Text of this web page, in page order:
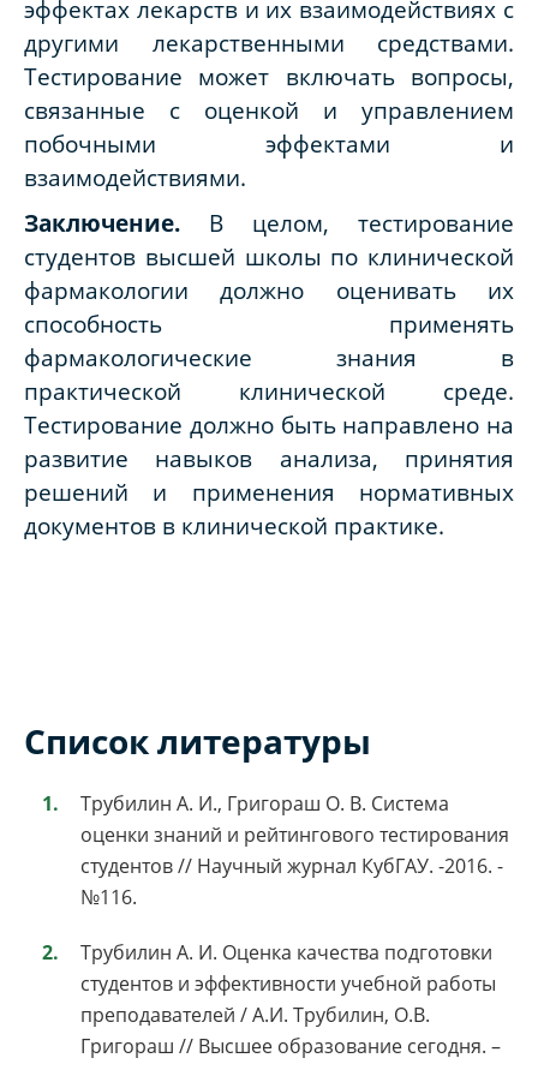
эффектах лекарств и их взаимодействиях с
другими лекарственными средствами.
Тестирование может включать вопросы,
связанные с оценкой и управлением
побочными эффектами и
взаимодействиями.
Заключение. В целом, тестирование
студентов высшей школы по клинической
фармакологии должно оценивать их
способность применять
фармакологические знания в
практической клинической среде.
Тестирование должно быть направлено на
развитие навыков анализа, принятия
решений и применения нормативных
документов в клинической практике.
Список литературы
Трубилин А. И., Григораш О. В. Система
оценки знаний и рейтингового тестирования
студентов // Научный журнал КубГАУ. -2016. -
№116.
Трубилин А. И. Оценка качества подготовки
студентов и эффективности учебной работы
преподавателей / А.И. Трубилин, О.В.
Григораш // Высшее образование сегодня. –